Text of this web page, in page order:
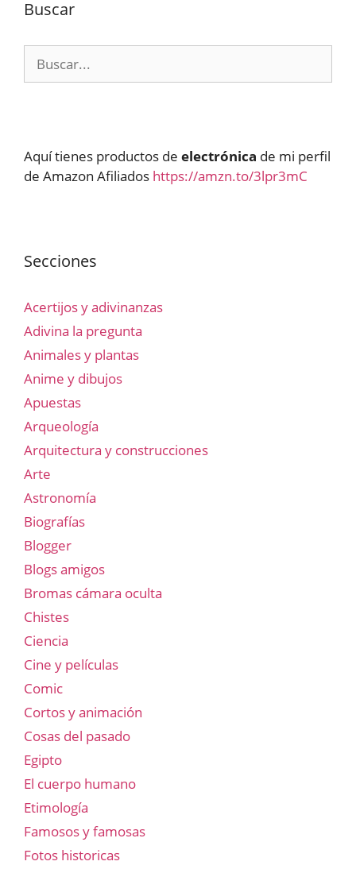
Buscar
Aquí tienes productos de electrónica de mi perfil
de Amazon Afiliados https://amzn.to/3lpr3mC
Secciones
Acertijos y adivinanzas
Adivina la pregunta
Animales y plantas
Anime y dibujos
Apuestas
Arqueología
Arquitectura y construcciones
Arte
Astronomía
Biografías
Blogger
Blogs amigos
Bromas cámara oculta
Chistes
Ciencia
Cine y películas
Comic
Cortos y animación
Cosas del pasado
Egipto
El cuerpo humano
Etimología
Famosos y famosas
Fotos historicas